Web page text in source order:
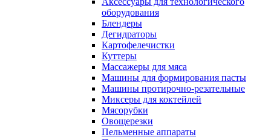
оборудования
Блендеры
Дегидраторы
Картофелечистки
Куттеры
Массажеры для мяса
Машины для формирования пасты
Машины протирочно-резательные
Миксеры для коктейлей
Мясорубки
Овощерезки
Пельменные аппараты